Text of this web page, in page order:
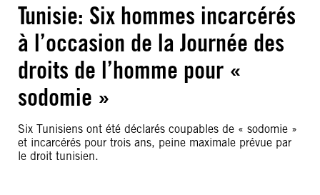
Tunisie: Six hommes incarcérés
à l’occasion de la Journée des
droits de l’homme pour «
sodomie »
Six Tunisiens ont été déclarés coupables de « sodomie »
et incarcérés pour trois ans, peine maximale prévue par
le droit tunisien.